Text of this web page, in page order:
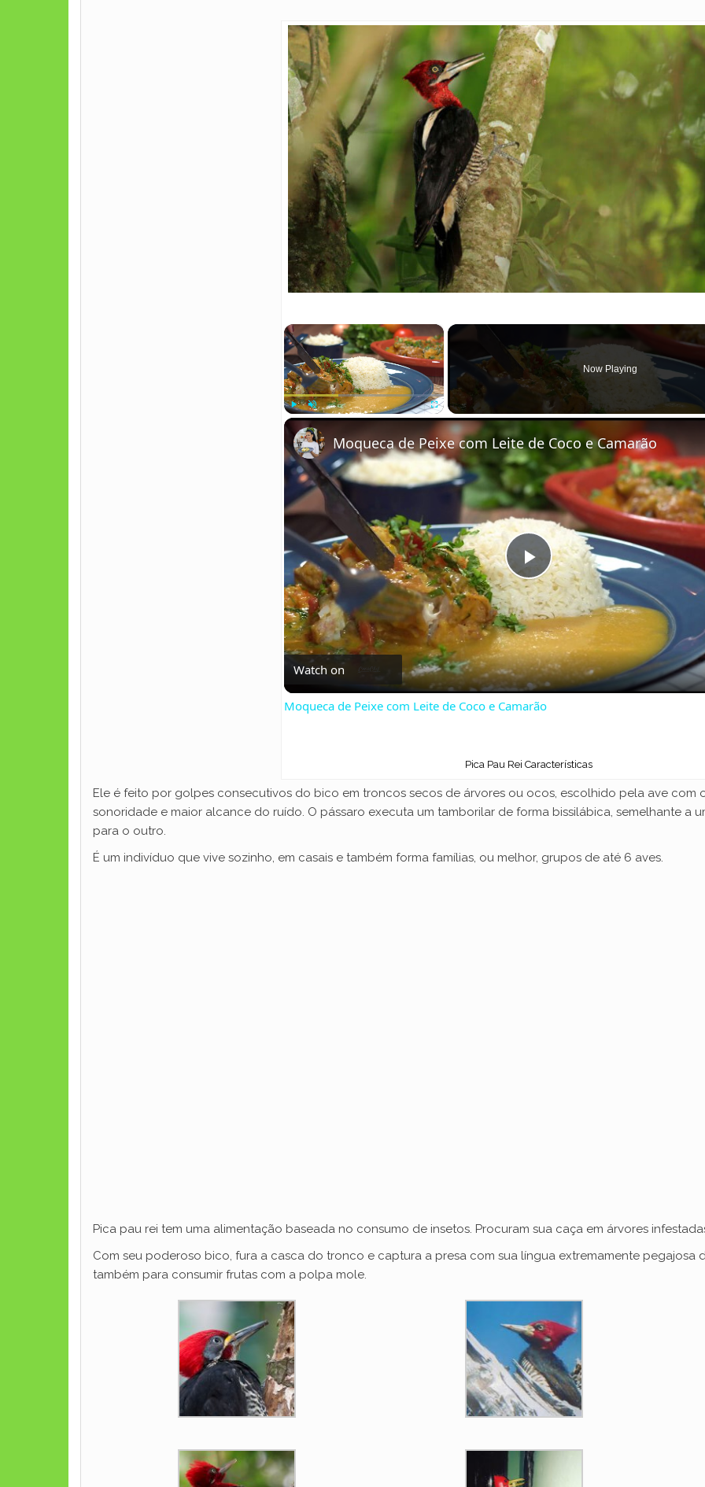
×
Play Unmute Fullscreen
Now Playing
P
l
a
V
i
d
Moqueca de Peixe com Leite de Coco e Camarão
Watch on
Moqueca de Peixe com Leite de Coco e Camarão
Pica Pau Rei Características
Ele é feito por golpes consecutivos do bico em troncos secos de árvores ou ocos, escolhido pela ave com
sonoridade e maior alcance do ruído. O pássaro executa um tamborilar de forma bissilábica, semelhante a
para o outro.
É um indivíduo que vive sozinho, em casais e também forma famílias, ou melhor, grupos de até 6 aves.
Pica pau rei tem uma alimentação baseada no consumo de insetos. Procuram sua caça em árvores
Com seu poderoso bico, fura a casca do tronco e captura a presa com sua língua extremamente pegajosa
também para consumir frutas com a polpa mole.